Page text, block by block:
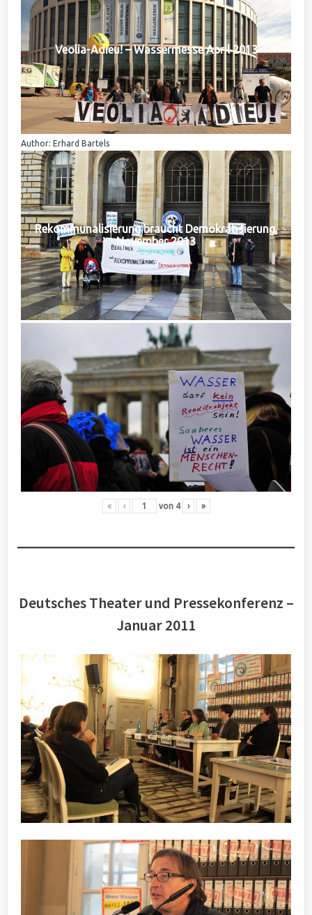
Veolia-Adieu! – Wassermesse April 2013
Author: Erhard Bartels
Rekommunalisierung braucht Demokratisierung,
November 2013
« ‹ von 4 › »
Deutsches Theater und Pressekonferenz –
Januar 2011